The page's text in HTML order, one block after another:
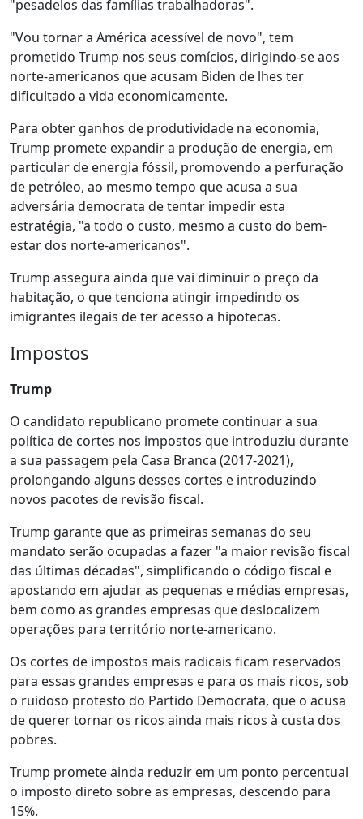
"pesadelos das famílias trabalhadoras".
"Vou tornar a América acessível de novo", tem
prometido Trump nos seus comícios, dirigindo-se aos
norte-americanos que acusam Biden de lhes ter
dificultado a vida economicamente.
Para obter ganhos de produtividade na economia,
Trump promete expandir a produção de energia, em
particular de energia fóssil, promovendo a perfuração
de petróleo, ao mesmo tempo que acusa a sua
adversária democrata de tentar impedir esta
estratégia, "a todo o custo, mesmo a custo do bem-
estar dos norte-americanos".
Trump assegura ainda que vai diminuir o preço da
habitação, o que tenciona atingir impedindo os
imigrantes ilegais de ter acesso a hipotecas.
Impostos
Trump
O candidato republicano promete continuar a sua
política de cortes nos impostos que introduziu durante
a sua passagem pela Casa Branca (2017-2021),
prolongando alguns desses cortes e introduzindo
novos pacotes de revisão fiscal.
Trump garante que as primeiras semanas do seu
mandato serão ocupadas a fazer "a maior revisão fiscal
das últimas décadas", simplificando o código fiscal e
apostando em ajudar as pequenas e médias empresas,
bem como as grandes empresas que deslocalizem
operações para território norte-americano.
Os cortes de impostos mais radicais ficam reservados
para essas grandes empresas e para os mais ricos, sob
o ruidoso protesto do Partido Democrata, que o acusa
de querer tornar os ricos ainda mais ricos à custa dos
pobres.
Trump promete ainda reduzir em um ponto percentual
o imposto direto sobre as empresas, descendo para
15%.